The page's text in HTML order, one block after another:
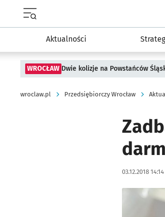
Aktualności
WROCŁAW Dwie kolizje na Powstańców
wroclaw.pl Przedsiębiorczy Wrocław
Data publikacji:
03.12.2018 14:14
Kliknij, aby